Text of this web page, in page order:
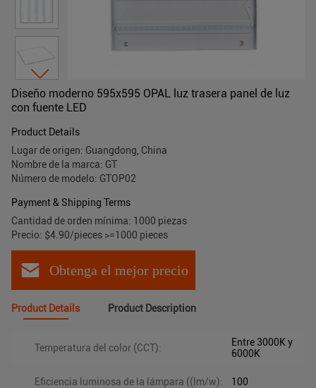
Diseño moderno 595x595 OPAL luz trasera panel de luz
con fuente LED
Product Details
Lugar de origen: Guangdong, China
Nombre de la marca: GT
Número de modelo: GTOP02
Payment & Shipping Terms
Cantidad de orden mínima: 1000 piezas
Precio: $4.90/pieces >=1000 pieces
Obtenga el mejor precio
Product Details Product Description
Temperatura del color (CCT):
Entre 3000K y
6000K
Eficiencia luminosa de la lámpara ((lm/w): 100